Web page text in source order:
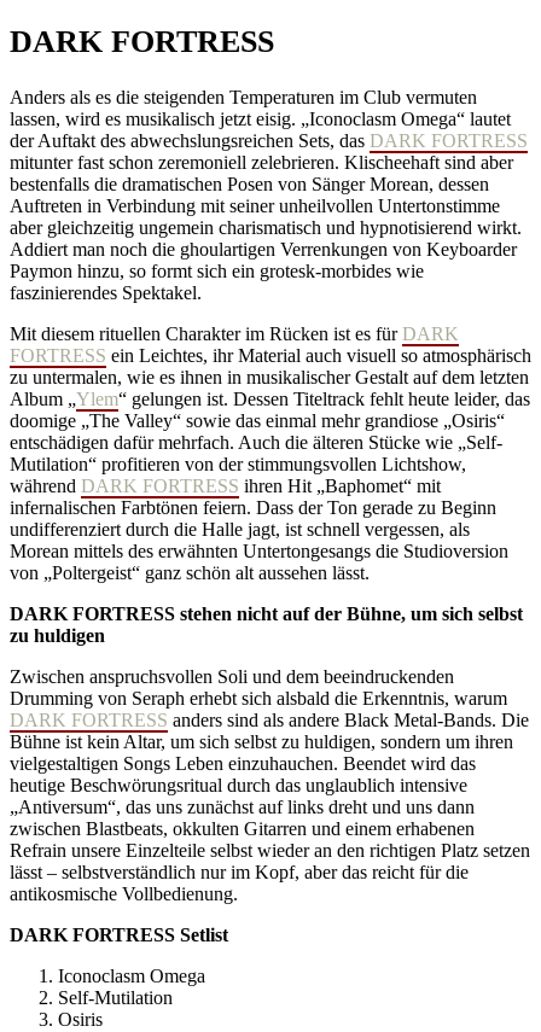
DARK FORTRESS
Anders als es die steigenden Temperaturen im Club vermuten
lassen, wird es musikalisch jetzt eisig. „Iconoclasm Omega“ lautet
der Auftakt des abwechslungsreichen Sets, das DARK FORTRESS
mitunter fast schon zeremoniell zelebrieren. Klischeehaft sind aber
bestenfalls die dramatischen Posen von Sänger Morean, dessen
Auftreten in Verbindung mit seiner unheilvollen Untertonstimme
aber gleichzeitig ungemein charismatisch und hypnotisierend wirkt.
Addiert man noch die ghoulartigen Verrenkungen von Keyboarder
Paymon hinzu, so formt sich ein grotesk-morbides wie
faszinierendes Spektakel.
Mit diesem rituellen Charakter im Rücken ist es fürDARK
FORTRESS ein Leichtes, ihr Material auch visuell so atmosphärisch
zu untermalen, wie es ihnen in musikalischer Gestalt auf dem letzten
Album „Ylem“ gelungen ist. Dessen Titeltrack fehlt heute leider, das
doomige „The Valley“ sowie das einmal mehr grandiose „Osiris“
entschädigen dafür mehrfach. Auch die älteren Stücke wie „Self-
Mutilation“ profitieren von der stimmungsvollen Lichtshow,
während DARK FORTRESS ihren Hit „Baphomet“ mit
infernalischen Farbtönen feiern. Dass der Ton gerade zu Beginn
undifferenziert durch die Halle jagt, ist schnell vergessen, als
Morean mittels des erwähnten Untertongesangs die Studioversion
von „Poltergeist“ ganz schön alt aussehen lässt.
DARK FORTRESS stehen nicht auf der Bühne, um sich selbst
zu huldigen
Zwischen anspruchsvollen Soli und dem beeindruckenden
Drumming von Seraph erhebt sich alsbald die Erkenntnis, warum
DARK FORTRESS anders sind als andere Black Metal-Bands. Die
Bühne ist kein Altar, um sich selbst zu huldigen, sondern um ihren
vielgestaltigen Songs Leben einzuhauchen. Beendet wird das
heutige Beschwörungsritual durch das unglaublich intensive
„Antiversum“, das uns zunächst auf links dreht und uns dann
zwischen Blastbeats, okkulten Gitarren und einem erhabenen
Refrain unsere Einzelteile selbst wieder an den richtigen Platz setzen
lässt – selbstverständlich nur im Kopf, aber das reicht für die
antikosmische Vollbedienung.
DARK FORTRESS Setlist
Iconoclasm Omega
Self-Mutilation
Osiris